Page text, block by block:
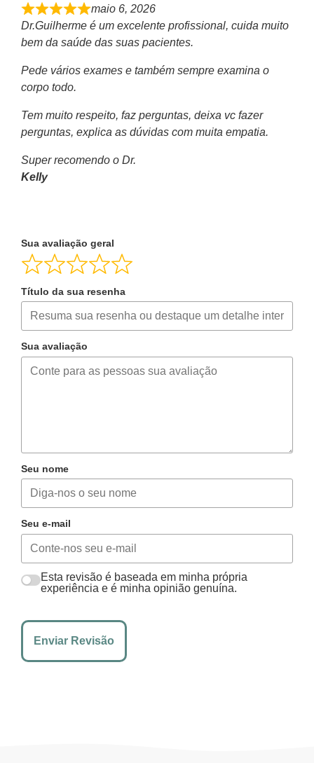
maio 6, 2026
Dr.Guilherme é um excelente profissional, cuida muito
bem da saúde das suas pacientes.
Pede vários exames e também sempre examina o
corpo todo.
Tem muito respeito, faz perguntas, deixa vc fazer
perguntas, explica as dúvidas com muita empatia.
Super recomendo o Dr.
Kelly
Sua avaliação geral
Título da sua resenha
Sua avaliação
Seu nome
Seu e-mail
Esta revisão é baseada em minha própria
experiência e é minha opinião genuína.
Enviar Revisão